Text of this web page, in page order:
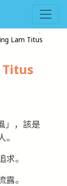
Lam Titus
Titus
」，該是
。
。